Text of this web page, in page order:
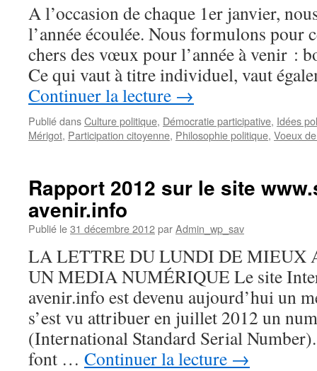
A l’occasion de chaque 1er janvier,
l’année écoulée. Nous formulons pour
chers des vœux pour l’année à venir :
Ce qui vaut à titre individuel, vaut
Continuer la lecture →
Publié dansCulture politique, Démocratie participative, Idées
Mérigot, Participation citoyenne, Philosophie politique, Voeux
Rapport 2012 sur le site
avenir.info
Publié le31 décembre 2012parAdmin_wp_sav
LA LETTRE DU LUNDI DE MIEUX
UN MEDIA NUMÉRIQUE Le site
avenir.info est devenu aujourd’hui un
s’est vu attribuer en juillet 2012 un
(International Standard Serial
font … Continuer la lecture →